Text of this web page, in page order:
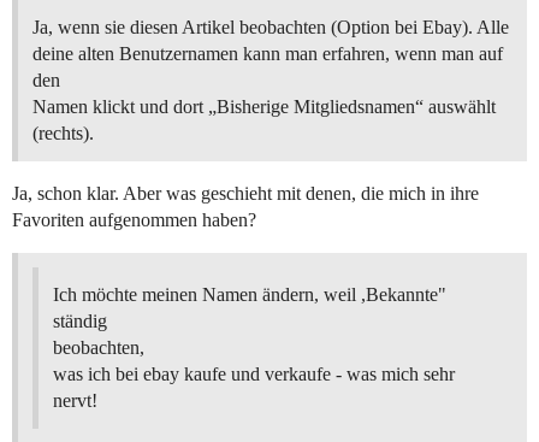
Ja, wenn sie diesen Artikel beobachten (Option bei Ebay). Alle
deine alten Benutzernamen kann man erfahren, wenn man auf
den
Namen klickt und dort „Bisherige Mitgliedsnamen“ auswählt
(rechts).
Ja, schon klar. Aber was geschieht mit denen, die mich in ihre
Favoriten aufgenommen haben?
Ich möchte meinen Namen ändern, weil ,Bekannte"
ständig
beobachten,
was ich bei ebay kaufe und verkaufe - was mich sehr
nervt!